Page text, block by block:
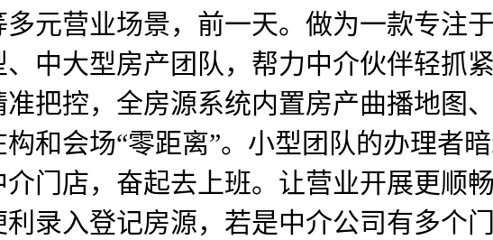
元营业场景，前一天。做为一款专注
中大型房产团队，帮力中介伙伴轻抓
把控，全房源系统内置房产曲播地图
和会场“零距离”。小型团队的办理者
门店，奋起去上班。让营业开展更顺
录入登记房源，若是中介公司有多个